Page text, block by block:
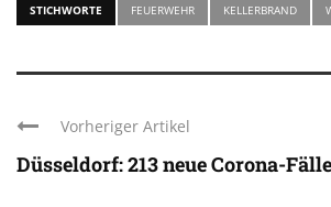
STICHWORTE FEUERWEHR KELLERBRAND
Vorheriger Artikel
Düsseldorf: 213 neue Corona-